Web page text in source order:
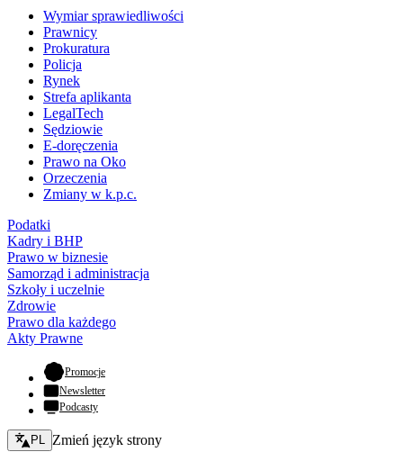
Wymiar sprawiedliwości
Prawnicy
Prokuratura
Policja
Rynek
Strefa aplikanta
LegalTech
Sędziowie
E-doręczenia
Prawo na Oko
Orzeczenia
Zmiany w k.p.c.
Podatki
Kadry i BHP
Prawo w biznesie
Samorząd i administracja
Szkoły i uczelnie
Zdrowie
Prawo dla każdego
Akty Prawne
Promocje- otwiera się w nowej karcie
Newsletter
Podcasty
Zmień język - bieżący:
PL Zmień język strony